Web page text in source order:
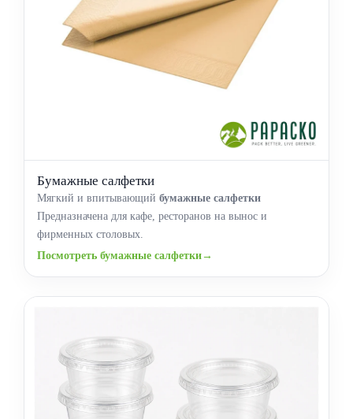
Бумажные салфетки
Мягкий и впитывающийбумажные салфетки
Предназначена для кафе, ресторанов на вынос и
фирменных столовых.
Посмотреть бумажные салфетки